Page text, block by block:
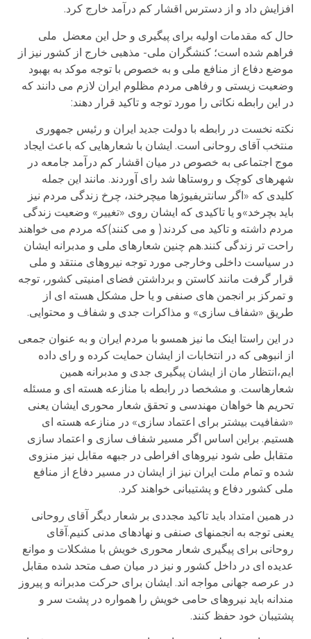
افزایش داد و از دسترس اقشار کم درآمد خارج کرد.
حال که مقدمات اولیه برای پیگیری و حل این معضل ملی
فراهم شده است؛ کنشگران ملی- مذهبی خارج از کشور نیز از
موضع دفاع از منافع ملی و به خصوص با توجه موکد به بهبود
وضعیت زیستی و رفاهی مردم مظلوم ایران لازم می دانند که
در این رابطه نکاتی را مورد توجه و تاکید قرار دهند:
نکته نخست در رابطه با دولت جدید ایران و رئیس جمهوری
منتخب آقای روحانی است. ایشان با شعارهایی که باعث ایجاد
موج اجتماعی به خصوص در میان اقشار کم درآمد جامعه در
شهرهای کوچک و روستاها شد رای آوردند. مانند این جمله
کلیدی که «اگر سانتریفیوژها میچرخند، چرخ زندگی مردم نیز
باید بچرخد»و یا تاکیدی که ایشان روی «تغییر» وضعیت زندگی
مردم داشته و تاکید می کردند( و می کنند)که مردم می خواهند
راحت تر زندگی کنند.هم چنین شعارهای ملی و مدبرانه ایشان
در سیاست داخلی وخارجی مورد توجه نیروهای منتقد و ملی
قرار گرفت مانند کاستن و برداشتن فضای امنیتی کشور، توجه
و تمرکز بر انجمن های صنفی و یا حل مشکل هسته ای از
طریق «شفاف سازی» و مذاکرات جدی و شفاف و محتوایی.
در این راستا اینک ما نیز همسو با مردم ایران و به عنوان جمعی
از انبوهی که در انتخابات از ایشان حمایت کرده و رای داده
ایم،انتظار مان از ایشان پیگیری جدی و مدبرانه همین
شعارهاست. و مشخصا در رابطه با منازعه هسته ای و مسئله
تحریم ها خواهان مهندسی و تحقق شعار محوری ایشان یعنی
«شفافیت بیشتر برای اعتماد سازی» در منازعه هسته ای
هستیم. براین اساس اگر مسیر شفاف سازی و اعتماد سازی
متقابل طی شود نیروهای افراطی در جبهه مقابل نیز منزوی
شده و تمام ملت ایران نیز از ایشان در مسیر دفاع از منافع
ملی کشور دفاع و پشتیبانی خواهند کرد.
در همین امتداد باید تاکید مجددی بر شعار دیگر آقای روحانی
یعنی توجه به انجمنهای صنفی و نهادهای مدنی کنیم.آقای
روحانی برای پیگیری شعار محوری خویش با مشکلات و موانع
عدیده ای در داخل کشور و نیز در میان صف متحد شده مقابل
در عرصه جهانی مواجه اند. ایشان برای حرکت مدبرانه و پیروز
مندانه باید نیروهای حامی خویش را همواره در پشت سر و
پشتیبان خود حفظ کنند.